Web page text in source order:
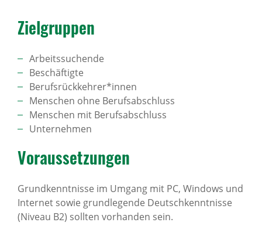
Ziel­gruppen
Arbeitssuchende
Beschäftigte
Berufsrückkehrer*innen
Menschen ohne Berufsabschluss
Menschen mit Berufsabschluss
Unternehmen
Voraus­set­zungen
Grundkenntnisse im Umgang mit PC, Windows und
Internet sowie grundlegende Deutschkenntnisse
(Niveau B2) sollten vorhanden sein.